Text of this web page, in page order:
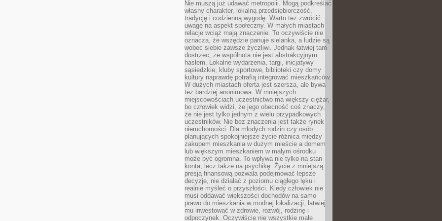
Nie muszą już udawać metropolii. Mogą podkreślać
własny charakter, lokalną przedsiębiorczość,
tradycję i codzienną wygodę. Warto też zwrócić
uwagę na aspekt społeczny. W małych miastach
relacje wciąż mają znaczenie. To oczywiście nie
oznacza, że wszędzie panuje sielanka, a ludzie są
wobec siebie zawsze życzliwi. Jednak łatwiej tam
dostrzec, że wspólnota nie jest abstrakcyjnym
hasłem. Lokalne wydarzenia, targi, inicjatywy
sąsiedzkie, kluby sportowe, biblioteki czy domy
kultury naprawdę potrafią integrować mieszkańców.
W dużych miastach oferta jest szersza, ale bywa
też bardziej anonimowa. W mniejszych
miejscowościach uczestnictwo ma większy ciężar,
bo człowiek widzi, że jego obecność coś znaczy,
że nie jest tylko jednym z wielu przypadkowych
uczestników. Nie bez znaczenia jest także rynek
nieruchomości. Dla młodych rodzin czy osób
planujących spokojniejsze życie różnica między
zakupem mieszkania w dużym mieście a domem
lub większym mieszkaniem w małym ośrodku
może być ogromna. To wpływa nie tylko na stan
konta, lecz także na psychikę. Życie z mniejszą
presją finansową pozwala podejmować lepsze
decyzje, nie działać z poziomu ciągłego lęku i
realnie myśleć o przyszłości. Kiedy człowiek nie
musi oddawać większości dochodów na samo
prawo do mieszkania w modnej lokalizacji, łatwiej
mu inwestować w zdrowie, rozwój, rodzinę i
odpoczynek. Oczywiście nie wszystkie małe